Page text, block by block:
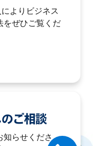
よりビジネス
をぜひご覧くだ
ご相談
知らせくださ